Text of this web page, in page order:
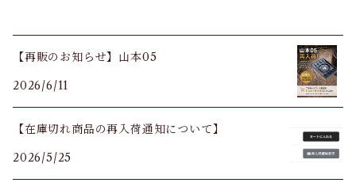
【再販のお知らせ】山本05
2026/6/11
【在庫切れ商品の再入荷通知について】
2026/5/25